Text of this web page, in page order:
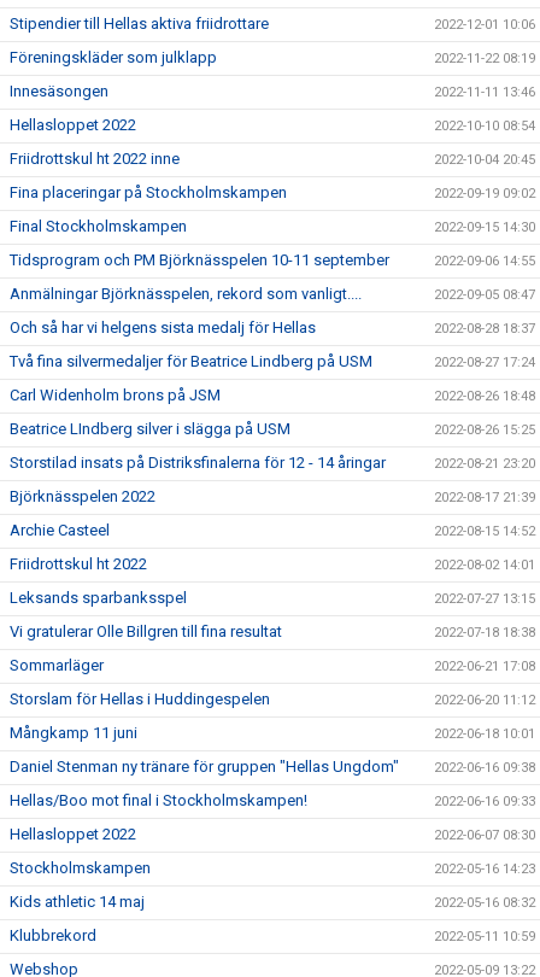
Stipendier till Hellas aktiva friidrottare 2022-12-01 10:06
Föreningskläder som julklapp 2022-11-22 08:19
Innesäsongen 2022-11-11 13:46
Hellasloppet 2022 2022-10-10 08:54
Friidrottskul ht 2022 inne 2022-10-04 20:45
Fina placeringar på Stockholmskampen 2022-09-19 09:02
Final Stockholmskampen 2022-09-15 14:30
Tidsprogram och PM Björknässpelen 10-11 september 2022-09-06 14:55
Anmälningar Björknässpelen, rekord som vanligt.... 2022-09-05 08:47
Och så har vi helgens sista medalj för Hellas 2022-08-28 18:37
Två fina silvermedaljer för Beatrice Lindberg på USM 2022-08-27 17:24
Carl Widenholm brons på JSM 2022-08-26 18:48
Beatrice LIndberg silver i slägga på USM 2022-08-26 15:25
Storstilad insats på Distriksfinalerna för 12 - 14 åringar 2022-08-21 23:20
Björknässpelen 2022 2022-08-17 21:39
Archie Casteel 2022-08-15 14:52
Friidrottskul ht 2022 2022-08-02 14:01
Leksands sparbanksspel 2022-07-27 13:15
Vi gratulerar Olle Billgren till fina resultat 2022-07-18 18:38
Sommarläger 2022-06-21 17:08
Storslam för Hellas i Huddingespelen 2022-06-20 11:12
Mångkamp 11 juni 2022-06-18 10:01
Daniel Stenman ny tränare för gruppen "Hellas Ungdom" 2022-06-16 09:38
Hellas/Boo mot final i Stockholmskampen! 2022-06-16 09:33
Hellasloppet 2022 2022-06-07 08:30
Stockholmskampen 2022-05-16 14:23
Kids athletic 14 maj 2022-05-16 08:32
Klubbrekord 2022-05-11 10:59
Webshop 2022-05-09 13:22